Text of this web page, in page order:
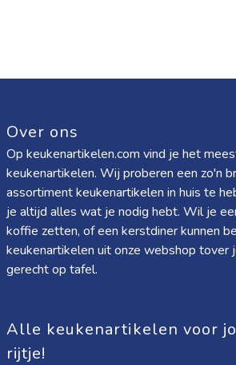
Over ons
Op keukenartikelen.com vind je het
keukenartikelen. Wij proberen een zo'n
assortiment keukenartikelen in huis te
je altijd alles wat je nodig hebt. Wil je
koffie zetten, of een kerstdiner kunnen
keukenartikelen uit onze webshop tover
gerecht op tafel.
Alle keukenartikelen voor
rijtje!